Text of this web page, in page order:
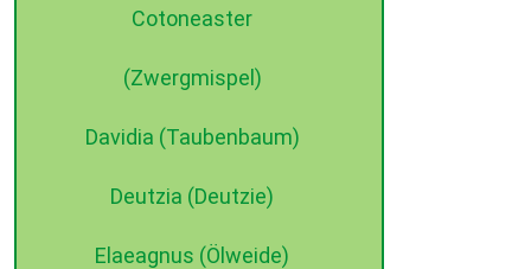
Cotoneaster
(Zwergmispel)
Davidia (Taubenbaum)
Deutzia (Deutzie)
Elaeagnus (Ölweide)